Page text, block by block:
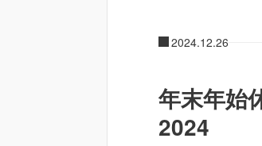
2024.12.26
年末年始
2024